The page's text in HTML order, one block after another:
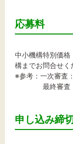
応募料
中小機構特別価格
構までお問合せく
※参考：一次審査
最終審査：
申し込み締